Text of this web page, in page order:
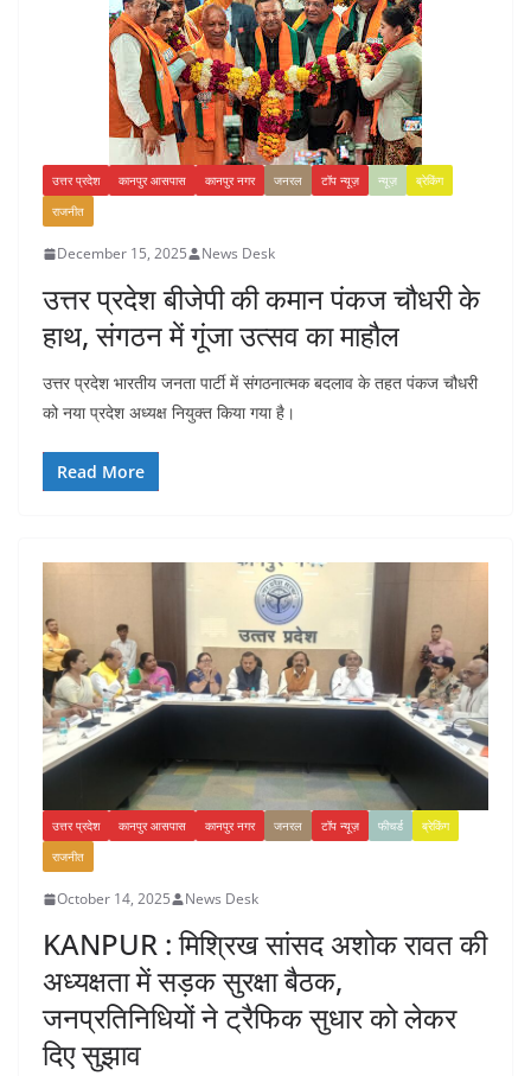
उत्तर प्रदेश कानपुर आसपास कानपुर नगर जनरल टॉप न्यूज़ न्यूज़
ब्रेकिंग
राजनीत
December 15, 2025 News Desk
उत्तर प्रदेश बीजेपी की कमान पंकज चौधरी के
हाथ, संगठन में गूंजा उत्सव का माहौल
उत्तर प्रदेश भारतीय जनता पार्टी में संगठनात्मक बदलाव के तहत पंकज चौधरी
को नया प्रदेश अध्यक्ष नियुक्त किया गया है।
Read More
उत्तर प्रदेश कानपुर आसपास कानपुर नगर जनरल टॉप न्यूज़ फीचर्ड
ब्रेकिंग
राजनीत
October 14, 2025 News Desk
KANPUR : मिश्रिख सांसद अशोक रावत की
अध्यक्षता में सड़क सुरक्षा बैठक,
जनप्रतिनिधियों ने ट्रैफिक सुधार को लेकर
दिए सुझाव